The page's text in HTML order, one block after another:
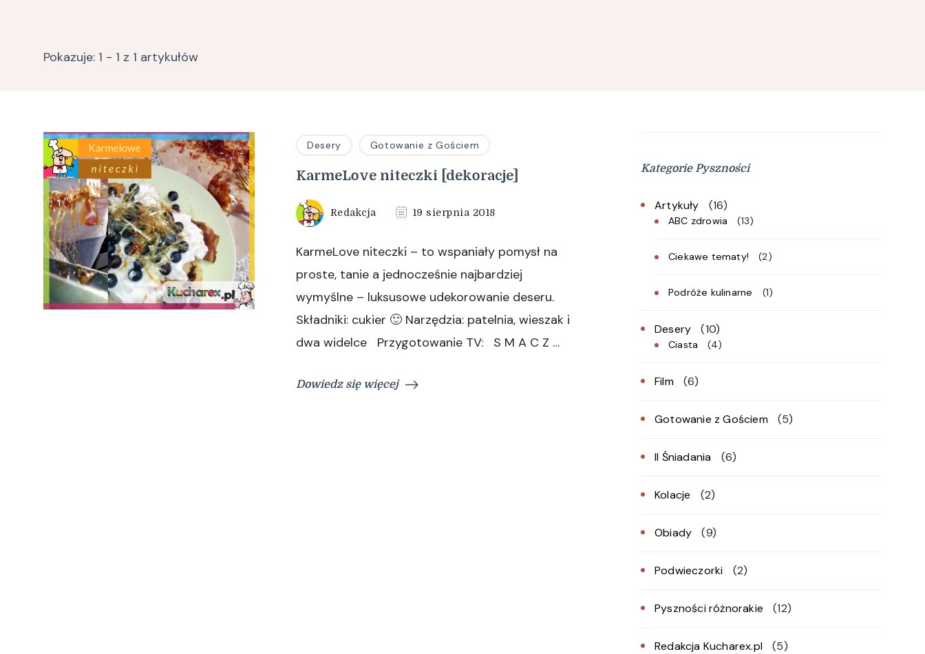
Pokazuje: 1 - 1 z 1 artykułów
Desery Gotowanie z Gościem
KarmeLove niteczki [dekoracje]
Redakcja 19 sierpnia 2018
KarmeLove niteczki – to wspaniały pomysł na
proste, tanie a jednocześnie najbardziej
wymyślne – luksusowe udekorowanie deseru.
Składniki: cukier 🙂 Narzędzia: patelnia, wieszak i
dwa widelce Przygotowanie TV: S M A C Z …
Dowiedz się więcej
Kategorie Pyszności
Artykuły (16)
ABC zdrowia (13)
Ciekawe tematy! (2)
Podróże kulinarne (1)
Desery (10)
Ciasta (4)
Film (6)
Gotowanie z Gościem (5)
II Śniadania (6)
Kolacje (2)
Obiady (9)
Podwieczorki (2)
Pyszności różnorakie (12)
Redakcja Kucharex.pl (5)